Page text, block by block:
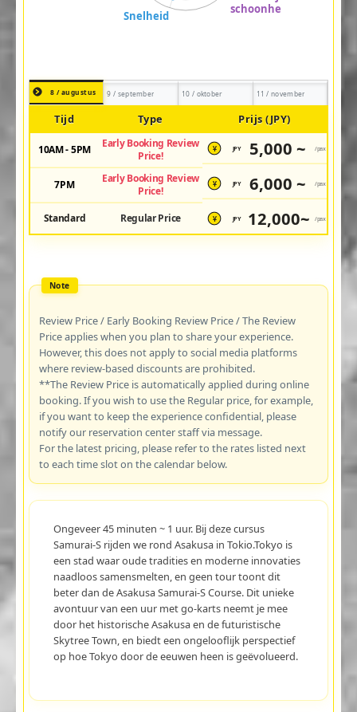
8 / augustus 9 / september 10 / oktober 11 / november
Tijd Type Prijs (JPY)
10AM - 5PM
Early Booking Review
Price!
¥ JPY 5,000 ~ /pax
7PM
Early Booking Review
Price!
¥ JPY 6,000 ~ /pax
Standard Regular Price ¥ JPY 12,000~ /pax
Review Price / Early Booking Review Price / The Review
Price applies when you plan to share your experience.
However, this does not apply to social media platforms
where review-based discounts are prohibited.
**The Review Price is automatically applied during online
booking. If you wish to use the Regular price, for example,
if you want to keep the experience confidential, please
notify our reservation center staff via message.
For the latest pricing, please refer to the rates listed next
to each time slot on the calendar below.
Ongeveer 45 minuten ~ 1 uur. Bij deze cursus
Samurai-S rijden we rond Asakusa in Tokio.Tokyo is
een stad waar oude tradities en moderne innovaties
naadloos samensmelten, en geen tour toont dit
beter dan de Asakusa Samurai-S Course. Dit unieke
avontuur van een uur met go-karts neemt je mee
door het historische Asakusa en de futuristische
Skytree Town, en biedt een ongelooflijk perspectief
op hoe Tokyo door de eeuwen heen is geëvolueerd.